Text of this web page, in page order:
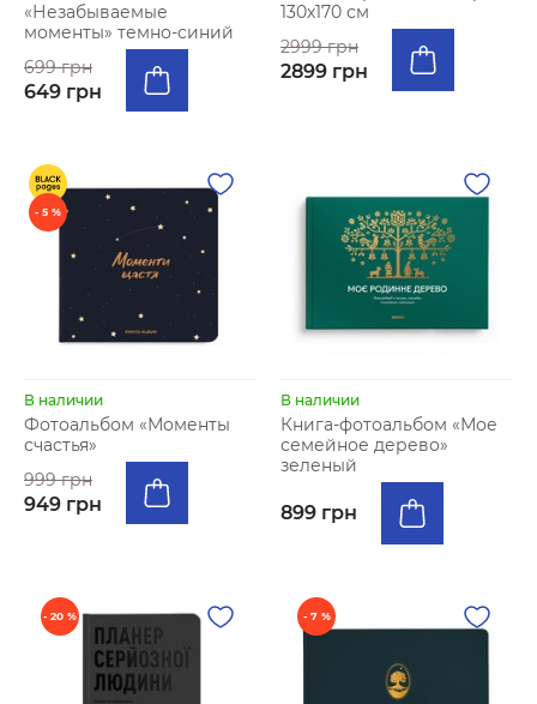
«Незабываемые
моменты» темно-синий
699 грн
649 грн
130х170 см
2999 грн
2899 грн
- 5 %
В наличии
Фотоальбом «Моменты
счастья»
999 грн
949 грн
В наличии
Книга-фотоальбом «Мое
семейное дерево»
зеленый
899 грн
- 20 % - 7 %